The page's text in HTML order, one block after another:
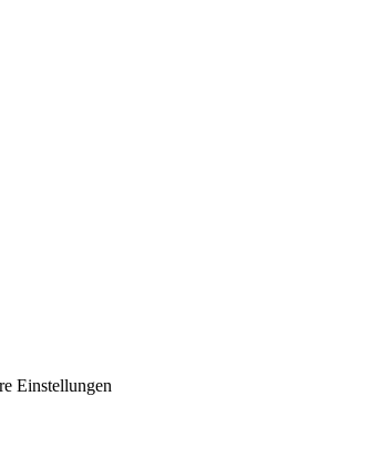
Einstellungen